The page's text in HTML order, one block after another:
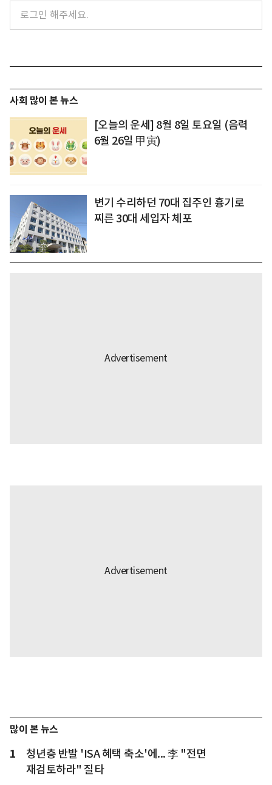
사회 많이 본 뉴스
[오늘의 운세] 8월 8일 토요일 (음력
6월 26일 甲寅)
변기 수리하던 70대 집주인 흉기로
찌른 30대 세입자 체포
많이 본 뉴스
1
청년층 반발 'ISA 혜택 축소'에... 李 "전면
재검토하라" 질타